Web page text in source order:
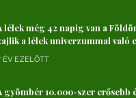
lélek még 42 napig van a
a lélek univerzummal való
ÉV EZELŐTT
gyömbér 10.000-szer erősebb